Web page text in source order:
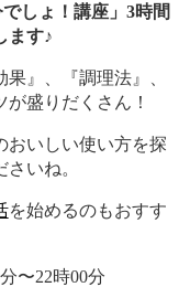
しょ！講座」3時間
ます♪
』、『調理法』、
が盛りだくさん！
おいしい使い方を探
いね。
を始めるのもおすす
〜22時00分